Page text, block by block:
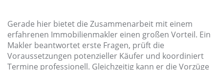
Gerade hier bietet die Zusammenarbeit mit einem
erfahrenen Immobilienmakler einen großen Vorteil. Ein
Makler beantwortet erste Fragen, prüft die
Voraussetzungen potenzieller Käufer und koordiniert
Termine professionell. Gleichzeitig kann er die Vorzüge